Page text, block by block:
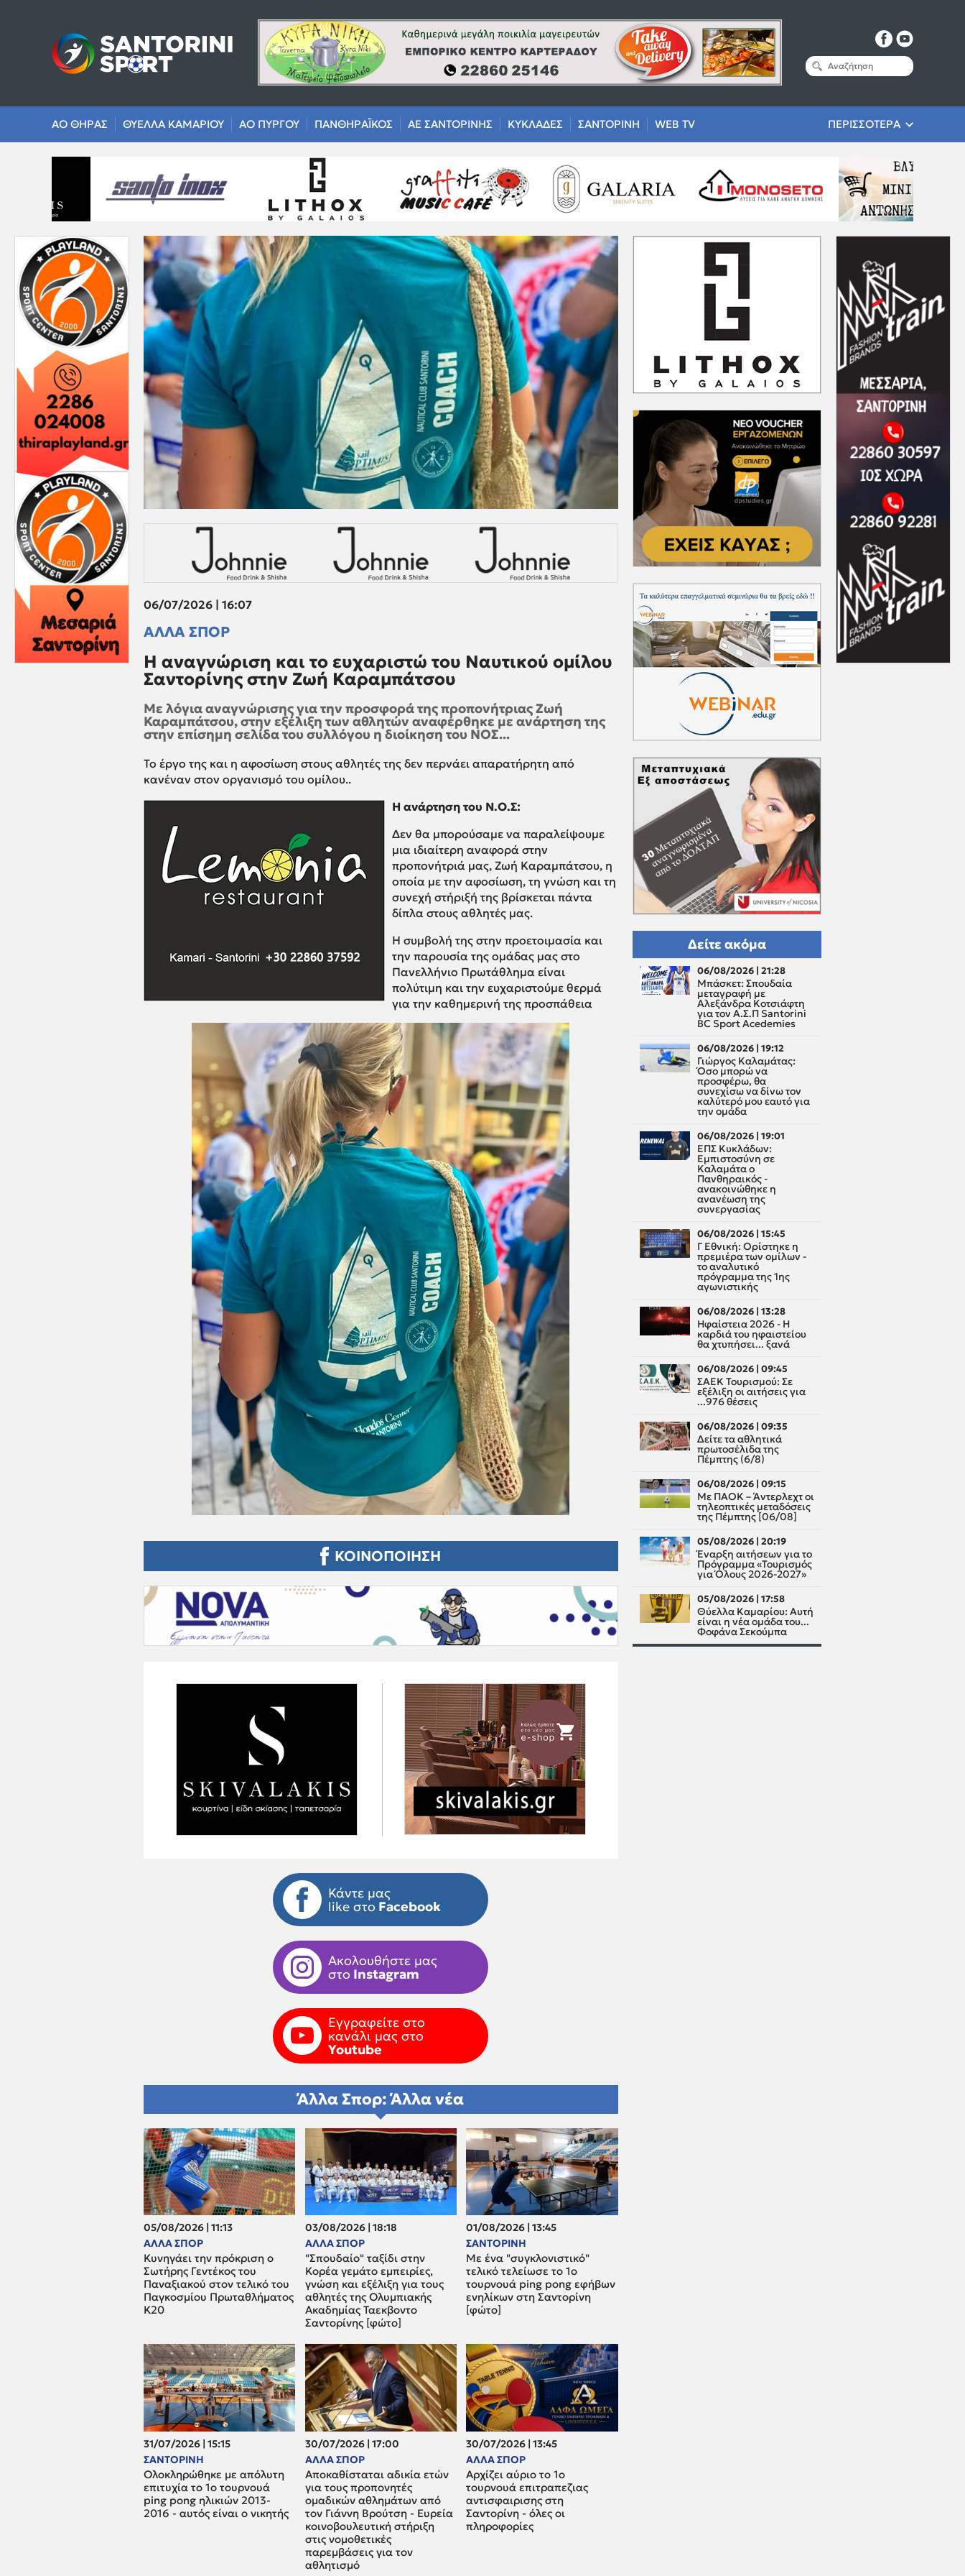
ΑΟ ΘΗΡΑΣ ΘΥΕΛΛΑ ΚΑΜΑΡΙΟΥ ΑΟ ΠΥΡΓΟΥ ΠΑΝΘΗΡΑΪΚΟΣ ΑΕ ΣΑΝΤΟΡΙΝΗΣ ΚΥΚΛΑΔΕΣ ΣΑΝΤΟΡΙΝΗ WEB TV ΠΕΡΙΣΣΟΤΕΡΑ
06/07/2026 | 16:07
ΑΛΛΑ ΣΠΟΡ
Η αναγνώριση και το ευχαριστώ του Ναυτικού ομίλου
Σαντορίνης στην Ζωή Καραμπάτσου
Με λόγια αναγνώρισης για την προσφορά της προπονήτριας Ζωή
Καραμπάτσου, στην εξέλιξη των αθλητών αναφέρθηκε με ανάρτηση της
στην επίσημη σελίδα του συλλόγου η διοίκηση του ΝΟΣ...
Το έργο της και η αφοσίωση στους αθλητές της δεν περνάει απαρατήρητη από
κανέναν στον οργανισμό του ομίλου..
Η ανάρτηση του Ν.Ο.Σ:
Δεν θα μπορούσαμε να παραλείψουμε
μια ιδιαίτερη αναφορά στην
προπονήτριά μας, Ζωή Καραμπάτσου, η
οποία με την αφοσίωση, τη γνώση και τη
συνεχή στήριξή της βρίσκεται πάντα
δίπλα στους αθλητές μας.
Η συμβολή της στην προετοιμασία και
την παρουσία της ομάδας μας στο
Πανελλήνιο Πρωτάθλημα είναι
πολύτιμη και την ευχαριστούμε θερμά
για την καθημερινή της προσπάθεια
ΚΟΙΝΟΠΟΙΗΣΗ
Κάντε μας
like στο Facebook
Ακολουθήστε μας
στο Instagram
Εγγραφείτε στο
κανάλι μας στο
Youtube
Άλλα Σπορ: Άλλα νέα
05/08/2026 | 11:13
ΑΛΛΑ ΣΠΟΡ
Κυνηγάει την πρόκριση ο
Σωτήρης Γεντέκος του
Παναξιακού στον τελικό του
Παγκοσμίου Πρωταθλήματος
Κ20
03/08/2026 | 18:18
ΑΛΛΑ ΣΠΟΡ
"Σπουδαίο" ταξίδι στην
Κορέα γεμάτο εμπειρίες,
γνώση και εξέλιξη για τους
αθλητές της Ολυμπιακής
Ακαδημίας Ταεκβοντο
Σαντορίνης [φώτο]
01/08/2026 | 13:45
ΣΑΝΤΟΡΙΝΗ
Με ένα "συγκλονιστικό"
τελικό τελείωσε το 1ο
τουρνουά ping pong εφήβων
ενηλίκων στη Σαντορίνη
[φώτο]
31/07/2026 | 15:15
ΣΑΝΤΟΡΙΝΗ
Ολοκληρώθηκε με απόλυτη
επιτυχία το 1ο τουρνουά
ping pong ηλικιών 2013-
2016 - αυτός είναι ο νικητής
30/07/2026 | 17:00
ΑΛΛΑ ΣΠΟΡ
Aποκαθίσταται αδικία ετών
για τους προπονητές
ομαδικών αθλημάτων από
τον Γιάννη Βρούτση - Ευρεία
κοινοβουλευτική στήριξη
στις νομοθετικές
παρεμβάσεις για τον
αθλητισμό
30/07/2026 | 13:45
ΑΛΛΑ ΣΠΟΡ
Αρχίζει αύριο το 1ο
τουρνουά επιτραπεζιας
αντισφαιρισης στη
Σαντορίνη - όλες οι
πληροφορίες
Δείτε ακόμα
06/08/2026 | 21:28
Μπάσκετ: Σπουδαία
μεταγραφή με
Αλεξάνδρα Κοτσιάφτη
για τον A.Σ.Π Santorini
BC Sport Acedemies
06/08/2026 | 19:12
Γιώργος Καλαμάτας:
Όσο μπορώ να
προσφέρω, θα
συνεχίσω να δίνω τον
καλύτερό μου εαυτό για
την ομάδα
06/08/2026 | 19:01
ΕΠΣ Κυκλάδων:
Εμπιστοσύνη σε
Καλαμάτα ο
Πανθηραικός -
ανακοινώθηκε η
ανανέωση της
συνεργασίας
06/08/2026 | 15:45
Γ Εθνική: Ορίστηκε η
πρεμιέρα των ομίλων -
το αναλυτικό
πρόγραμμα της 1ης
αγωνιστικής
06/08/2026 | 13:28
Ηφαίστεια 2026 - Η
καρδιά του ηφαιστείου
θα χτυπήσει... ξανά
06/08/2026 | 09:45
ΣΑΕΚ Τουρισμού: Σε
εξέλιξη οι αιτήσεις για
...976 θέσεις
06/08/2026 | 09:35
Δείτε τα αθλητικά
πρωτοσέλιδα της
Πέμπτης (6/8)
06/08/2026 | 09:15
Με ΠΑΟΚ – Άντερλεχτ οι
τηλεοπτικές μεταδόσεις
της Πέμπτης [06/08]
05/08/2026 | 20:19
Έναρξη αιτήσεων για το
Πρόγραμμα «Τουρισμός
για Όλους 2026-2027»
05/08/2026 | 17:58
Θύελλα Καμαρίου: Αυτή
είναι η νέα ομάδα του...
Φοφάνα Σεκούμπα